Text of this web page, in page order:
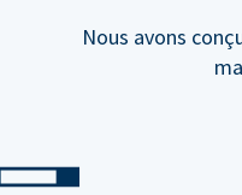
Nous avons